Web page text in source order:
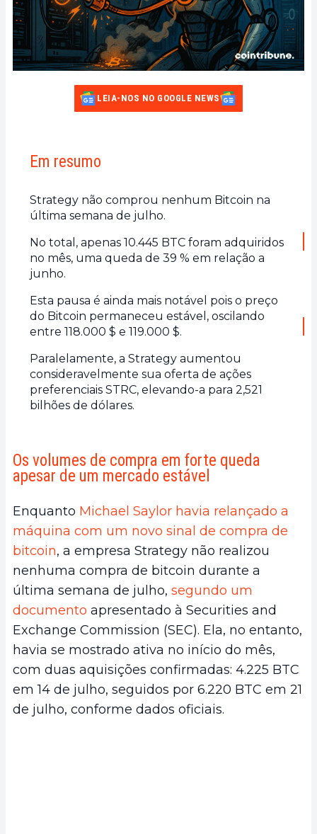
LEIA-NOS NO GOOGLE NEWS
Em resumo
Strategy não comprou nenhum Bitcoin na
última semana de julho.
No total, apenas 10.445 BTC foram adquiridos
no mês, uma queda de 39 % em relação a
junho.
Esta pausa é ainda mais notável pois o preço
do Bitcoin permaneceu estável, oscilando
entre 118.000 $ e 119.000 $.
Paralelamente, a Strategy aumentou
consideravelmente sua oferta de ações
preferenciais STRC, elevando-a para 2,521
bilhões de dólares.
Os volumes de compra em forte queda
apesar de um mercado estável
Enquanto Michael Saylor havia relançado a
máquina com um novo sinal de compra de
bitcoin, a empresa Strategy não realizou
nenhuma compra de bitcoin durante a
última semana de julho, segundo um
documento apresentado à Securities and
Exchange Commission (SEC). Ela, no entanto,
havia se mostrado ativa no início do mês,
com duas aquisições confirmadas: 4.225 BTC
em 14 de julho, seguidos por 6.220 BTC em 21
de julho, conforme dados oficiais.